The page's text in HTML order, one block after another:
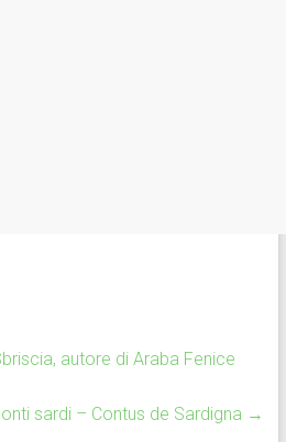
autore di Araba Fenice
sardi – Contus de Sardigna →